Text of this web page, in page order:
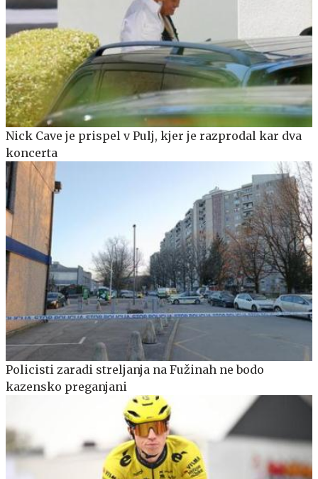
Nick Cave je prispel v Pulj, kjer je razprodal kar dva
koncerta
Policisti zaradi streljanja na Fužinah ne bodo
kazensko preganjani